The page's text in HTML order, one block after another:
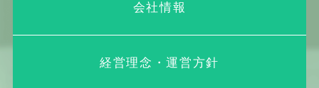
会社情報
経営理念・運営方針